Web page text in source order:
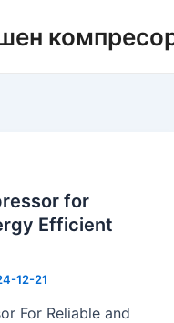
for
Efficient
12-21
For Reliable and